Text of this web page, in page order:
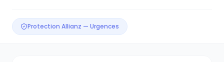
Protection Allianz — Urgences